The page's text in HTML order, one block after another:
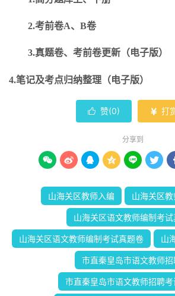
2.考前卷A、B卷
3.真题卷、考前卷更新（电子版）
4.笔记及考点归纳整理（电子版）
 赞(0)  打
分享到
     
山海关区教师入编 山海关区
山海关区语文教师编制考试
山海关区语文教师编制考试真题卷 山
市直秦皇岛市语文教师招
市直秦皇岛市语文教师招聘